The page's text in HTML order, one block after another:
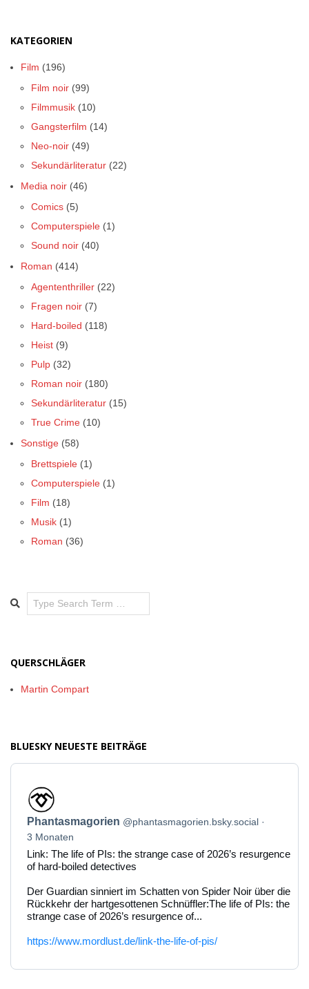
KATEGORIEN
Film (196)
Film noir (99)
Filmmusik (10)
Gangsterfilm (14)
Neo-noir (49)
Sekundärliteratur (22)
Media noir (46)
Comics (5)
Computerspiele (1)
Sound noir (40)
Roman (414)
Agententhriller (22)
Fragen noir (7)
Hard-boiled (118)
Heist (9)
Pulp (32)
Roman noir (180)
Sekundärliteratur (15)
True Crime (10)
Sonstige (58)
Brettspiele (1)
Computerspiele (1)
Film (18)
Musik (1)
Roman (36)
Search
QUERSCHLÄGER
Martin Compart
BLUESKY NEUESTE BEITRÄGE
Beitrag
von
Phantasmagorien
auf
Bluesky
ansehen
Phantasmagorien @phantasmagorien.bsky.social
3 Monaten
Link: The life of PIs: the strange case of 2026’s resurgence
of hard-boiled detectives
Der Guardian sinniert im Schatten von Spider Noir über die
Rückkehr der hartgesottenen Schnüffler:The life of PIs: the
strange case of 2026’s resurgence of...
https://www.mordlust.de/link-the-life-of-pis/